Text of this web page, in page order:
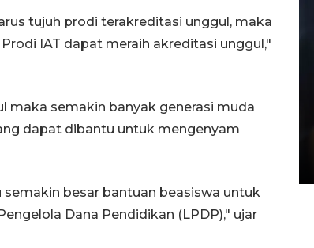
tujuh prodi terakreditasi unggul, maka
IAT dapat meraih akreditasi unggul,"
maka semakin banyak generasi muda
dapat dibantu untuk mengenyam
besar bantuan beasiswa untuk
Dana Pendidikan (LPDP)," ujar
Layanan pembuatan SIM Baru